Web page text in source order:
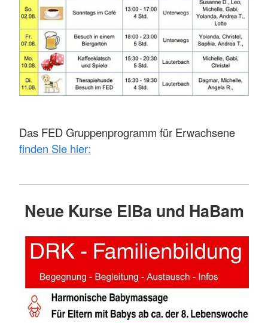
Das FED Gruppenprogramm für Erwachsene
finden Sie hier:
Neue Kurse ElBa und HaBam